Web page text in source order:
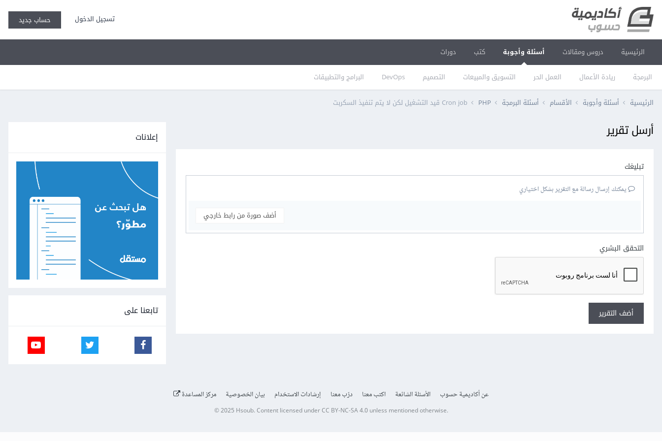
تسجيل الدخول حساب جديد
الرئيسية دروس ومقالات أسئلة وأجوبة
البرمجة ريادة الأعمال العمل الحر التسويق والمبيعات التصميم DevOps البرامج والتطبيقات
كتب دورات
الرئيسية أسئلة وأجوبة الأقسام أسئلة البرمجة PHP Cron job قيد التشغيل لكن لا يتم تنفيذ السكربت
أرسل تقرير
تبليغك
يمكنك إرسال رسالة مع التقرير بشكل اختياري
أضف صورة من رابط خارجي
التحقق البشري
أضف التقرير
إعلانات
تابعنا على
عن أكاديمية حسوب الأسئلة الشائعة اكتب معنا درّب معنا إرشادات الاستخدام بيان الخصوصية مركز المساعدة
© 2025 Hsoub.Content licensed underCC BY-NC-SA 4.0unless mentioned otherwise.